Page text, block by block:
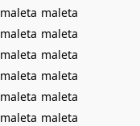
maleta maleta
maleta maleta
maleta maleta
maleta maleta
maleta maleta
maleta maleta